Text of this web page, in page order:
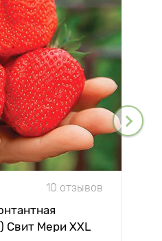
10 отзывов
Свит Мери XXL